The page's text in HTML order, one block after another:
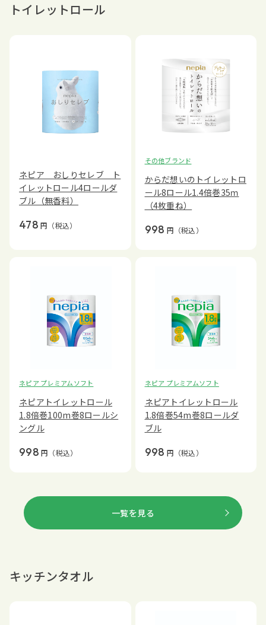
トイレットロール
ネピア おしりセレブ ト
イレットロール4ロールダ
ブル（無香料）
478 円 （税込）
その他ブランド
からだ想いのトイレットロ
ール8ロール1.4倍巻35ｍ
（4枚重ね）
998 円 （税込）
ネピア プレミアムソフト
ネピアトイレットロール
1.8倍巻100m巻8ロールシ
ングル
998 円 （税込）
ネピア プレミアムソフト
ネピアトイレットロール
1.8倍巻54m巻8ロールダ
ブル
998 円 （税込）
一覧を見る
キッチンタオル